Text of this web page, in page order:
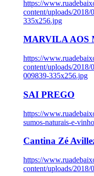
https://
content/uploads/
335x256.jpg
MARVILA AOS
https://
content/uploads/2018/
009839-335x256.jpg
SAI PREGO
https://
sumos-naturais-e-
Cantina Zé
https://
content/uploads/2018/